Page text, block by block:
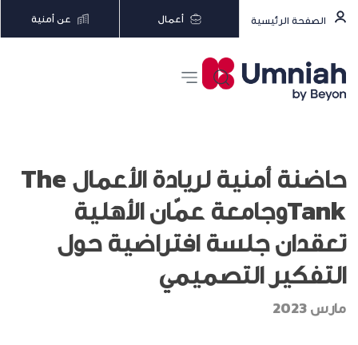
الصفحة الرئيسية أعمال عن أمنية
حاضنة أمنية لريادة الأعمال The
Tankوجامعة عمّان الأهلية
تعقدان جلسة افتراضية حول
التفكير التصميمي
مارس 2023